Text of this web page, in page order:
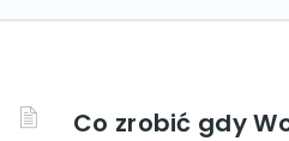
Co zrobić gdy